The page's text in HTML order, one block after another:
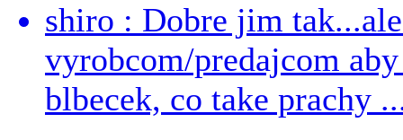
shiro : Dobre jim
vyrobcom/predajcom
blbecek, co take prachy